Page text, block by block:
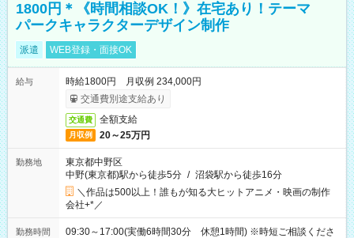
1800円＊《時間相談OK！》在宅あり！テーマ
パークキャラクターデザイン制作
派遣 WEB登録・面接OK
給与
時給1800円 月収例 234,000円
交通費別途支給あり
交通費 全額支給
月収例 20～25万円
勤務地
東京都中野区
中野(東京都)駅から徒歩5分 / 沼袋駅から徒歩16分
＼作品は500以上！誰もが知る大ヒットアニメ・映画の制作
会社+*／
勤務時間
09:30～17:00(実働6時間30分 休憩1時間) ※時短ご相談くださ